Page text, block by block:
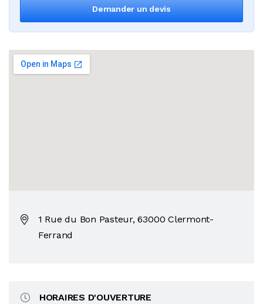
Demander un devis
1 Rue du Bon Pasteur, 63000 Clermont-
Ferrand
HORAIRES D'OUVERTURE